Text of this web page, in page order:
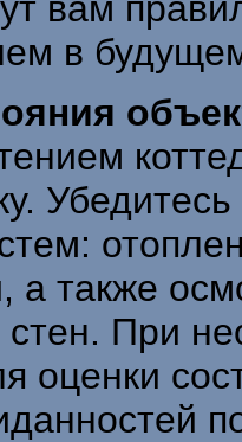
в
а также
При
оценки